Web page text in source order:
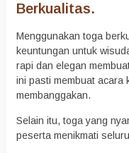
Berkualitas.
Menggunakan toga
keuntungan untuk
rapi dan elegan
ini pasti membuat acara
membanggakan.
Selain itu, toga yang
peserta menikmati